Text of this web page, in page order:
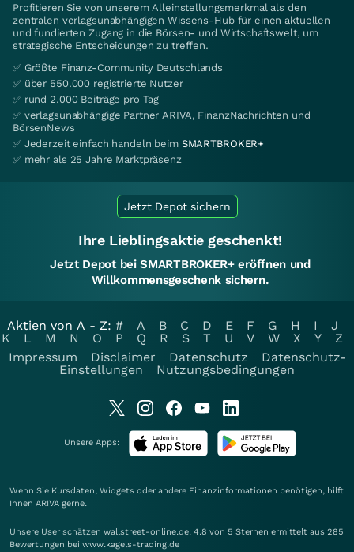
Profitieren Sie von unserem Alleinstellungsmerkmal als den
zentralen verlagsunabhängigen Wissens-Hub für einen aktuellen
und fundierten Zugang in die Börsen- und Wirtschaftswelt, um
strategische Entscheidungen zu treffen.
✅ Größte Finanz-Community Deutschlands
✅ über 550.000 registrierte Nutzer
✅ rund 2.000 Beiträge pro Tag
✅ verlagsunabhängige Partner ARIVA, FinanzNachrichten und
BörsenNews
✅ Jederzeit einfach handeln beim SMARTBROKER+
✅ mehr als 25 Jahre Marktpräsenz
Jetzt Depot sichern
Ihre Lieblingsaktie geschenkt!
Jetzt Depot bei SMARTBROKER+ eröffnen und
Willkommensgeschenk sichern.
Aktien von A - Z: # A B C D E F G H I
J
K
L M N O P Q R S T U V W X Y
Z
Impressum
Disclaimer Datenschutz
Datenschutz-
Einstellungen
Nutzungsbedingungen
Unsere Apps:
Wenn Sie Kursdaten, Widgets oder andere Finanzinformationen benötigen, hilft
Ihnen ARIVA gerne.
Unsere User schätzen wallstreet-online.de: 4.8 von 5 Sternen ermittelt aus 285
Bewertungen bei www.kagels-trading.de